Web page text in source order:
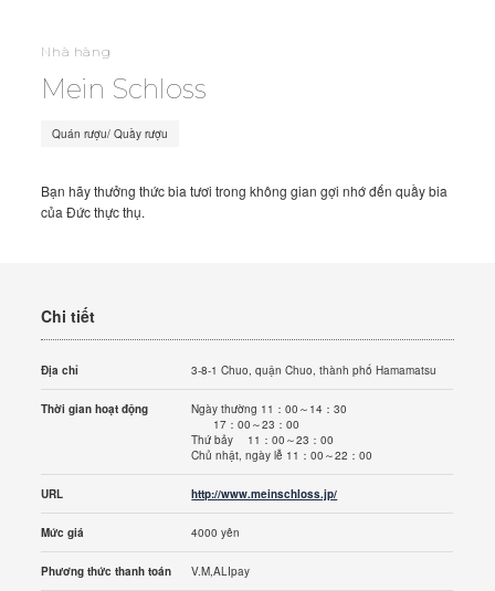
Nhà hàng
Mein Schloss
Quán rượu/ Quầy rượu
Bạn hãy thưởng thức bia tươi trong không gian gợi nhớ đến quầy bia
của Đức thực thụ.
Chi tiết
Địa chỉ 3-8-1 Chuo, quận Chuo, thành phố Hamamatsu
Thời gian hoạt động
Ngày thường 11：00～14：30
17：00～23：00
Thứ bảy 11：00～23：00
Chủ nhật, ngày lễ 11：00～22：00
URL http://www.meinschloss.jp/
Mức giá 4000 yên
Phương thức thanh toán V.M,ALIpay